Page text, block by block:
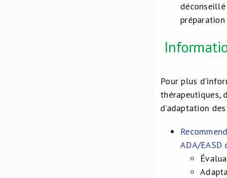
déconseillé
Pour plus
thérapeutiques,
d’adaptation
ADA/EASD